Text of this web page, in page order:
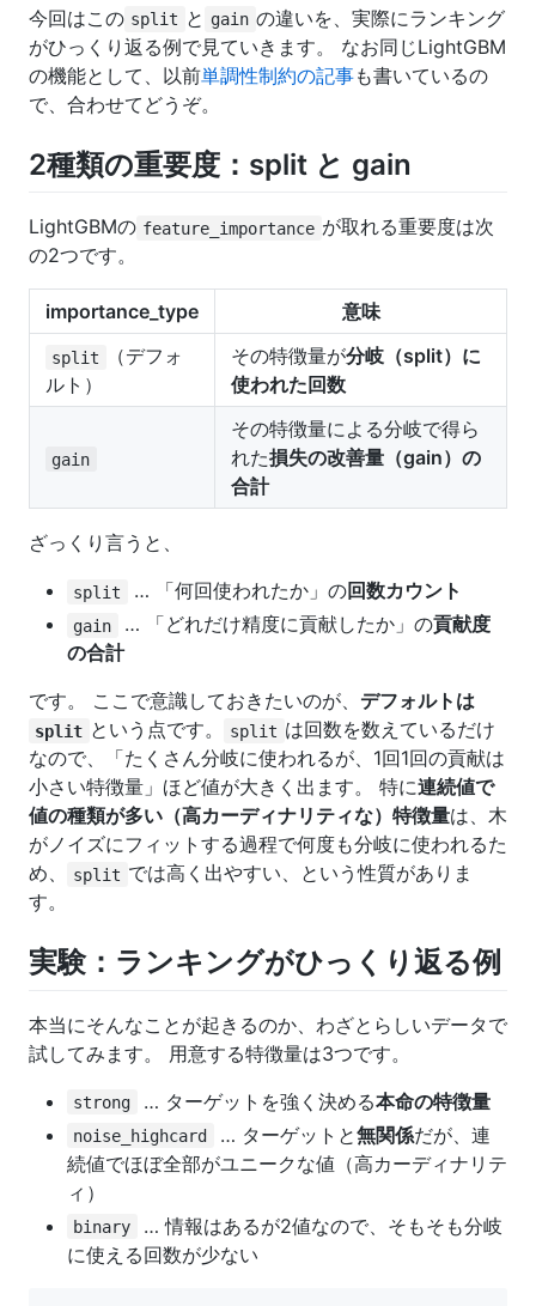
今回はこの split と gain の違いを、実際にランキング
がひっくり返る例で見ていきます。 なお同じLightGBM
の機能として、以前単調性制約の記事も書いているの
で、合わせてどうぞ。
2種類の重要度：split と gain
LightGBMの feature_importance が取れる重要度は次
の2つです。
importance_type 意味
split
（デフォ
ルト）
その特徴量が分岐（split）に
使われた回数
gain
その特徴量による分岐で得ら
れた損失の改善量（gain）の
合計
ざっくり言うと、
split … 「何回使われたか」の回数カウント
gain … 「どれだけ精度に貢献したか」の貢献度
の合計
です。 ここで意識しておきたいのが、 デフォルトは
split という点です。 split は回数を数えているだけ
なので、「たくさん分岐に使われるが、1回1回の貢献は
小さい特徴量」ほど値が大きく出ます。 特に連続値で
値の種類が多い（高カーディナリティな）特徴量は、木
がノイズにフィットする過程で何度も分岐に使われるた
め、
split では高く出やすい、という性質がありま
す。
実験：ランキングがひっくり返る例
本当にそんなことが起きるのか、わざとらしいデータで
試してみます。 用意する特徴量は3つです。
strong … ターゲットを強く決める本命の特徴量
noise_highcard … ターゲットと無関係だが、連
続値でほぼ全部がユニークな値（高カーディナリテ
ィ）
binary
… 情報はあるが2値なので、そもそも分岐
に使える回数が少ない